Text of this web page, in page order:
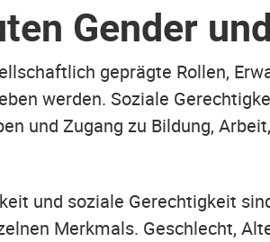
Gender
geprägte Rollen,
werden. Soziale
und Zugang zu Bildung,
und soziale Gerechtigkeit
Merkmals. Geschlecht,